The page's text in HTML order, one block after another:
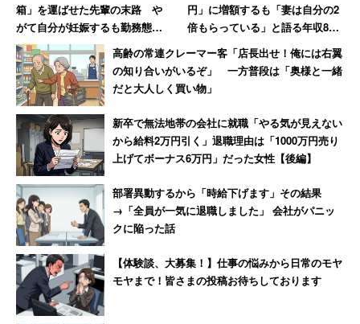
箱」を運ばせた先輩の末路 や
がて自分が妊娠するも勤務態度
が悪くて…退職
円」に増額するも「妻は自分の2
倍もらっている」と語る年収850
万円の30代男性
高齢の常連クレーマー客「店長出せ！俺には右翼
の知り合いがいるぞ」 一方普段は「奥様と一緒
だと大人しく買い物」
新卒で無法地帯の会社に就職「やる気が見えない
から給料2万円引く」退職理由は「1000万円売り
上げてボーナス6万円」だった女性【後編】
部署異動するから「時給下げます」その結果
→「全員が一気に退職しました」 会社がパニッ
クに陥った話
【体験談、大募集！】仕事の悩みから日常のモヤ
モヤまで！皆さまの投稿お待ちしております